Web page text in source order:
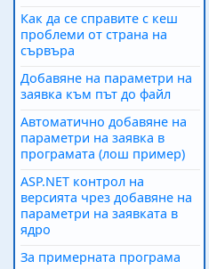
Как да се справите с кеш
проблеми от страна на
сървъра
Добавяне на параметри на
заявка към път до файл
Автоматично добавяне на
параметри на заявка в
програмата (лош пример)
ASP.NET контрол на
версията чрез добавяне на
параметри на заявката в
ядро
За примерната програма